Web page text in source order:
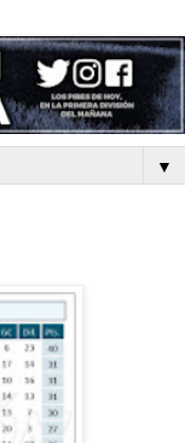
▼